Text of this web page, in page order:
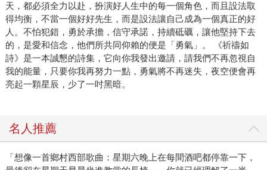
天，都必須全力以赴，扮演好人生中的每一個角色，而且設法取
得均衡，不當一個好好先生，而是設法讓自己成為一個真正的好
人。不怕犯錯，勇於承擔，信守承諾，持續砥礪，讓他堅持下去
的，是愛和信念，他們所共同仰賴的便是「勇氣」。 《祈禱如
詩》是一本誠懇的詩集，它向你我發出邀請，請我們不再忽視自
我的能量，只要你我再努力一點，勇氣將不再迷失，夜空便會再
亮起一顆星辰，少了一吋黑暗。
名人推薦
「想像一首鄉村西部歌曲：星期六晚上在每間酒吧都停靠一下，